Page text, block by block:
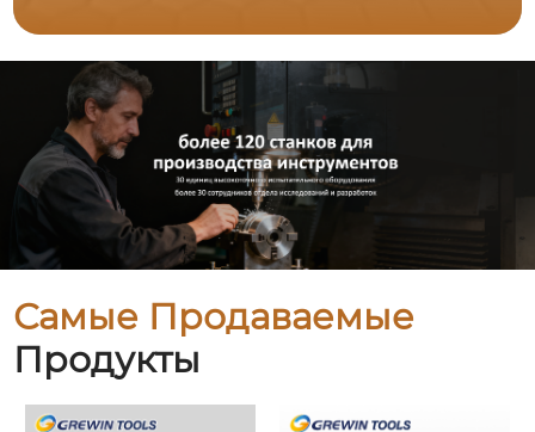
Самые Продаваемые
Продукты